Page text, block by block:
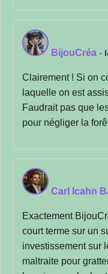
BijouCréa -
Clairement ! Si on
laquelle on est
Faudrait pas que
pour négliger la
Carl Icahn
Exactement
court terme sur un
investissement sur
maltraite pour